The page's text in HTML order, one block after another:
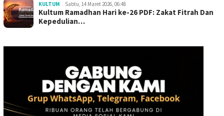
KULTUM Sabtu, 14 Maret 2026, 06:48
Kultum Ramadhan Hari ke-26 PDF: Zakat Fitrah Dan
Kepedulian…